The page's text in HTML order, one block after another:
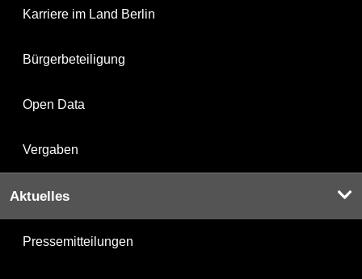
Karriere im Land Berlin
Bürgerbeteiligung
Open Data
Vergaben
Aktuelles
Pressemitteilungen